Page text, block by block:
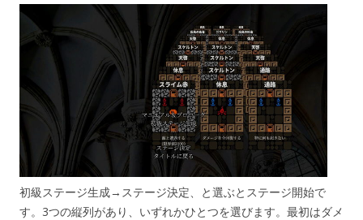
初級ステージ生成→ステージ決定、と選ぶとステージ開始で
す。3つの縦列があり、いずれかひとつを選びます。最初はダメ